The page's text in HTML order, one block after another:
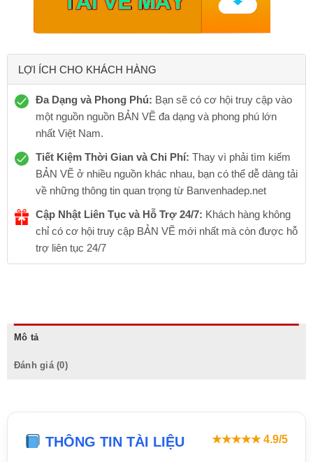
LỢI ÍCH CHO KHÁCH HÀNG
Đa Dạng và Phong Phú: Bạn sẽ có cơ hội truy cập vào
một nguồn nguồn BẢN VẼ đa dạng và phong phú lớn
nhất Việt Nam.
Tiết Kiệm Thời Gian và Chi Phí: Thay vì phải tìm kiếm
BẢN VẼ ở nhiều nguồn khác nhau, bạn có thể dễ dàng tải
về những thông tin quan trọng từ Banvenhadep.net
Cập Nhật Liên Tục và Hỗ Trợ 24/7: Khách hàng không
chỉ có cơ hội truy cập BẢN VẼ mới nhất mà còn được hỗ
trợ liên tục 24/7
Mô tả
Đánh giá (0)
THÔNG TIN TÀI LIỆU ★★★★★ 4.9/5